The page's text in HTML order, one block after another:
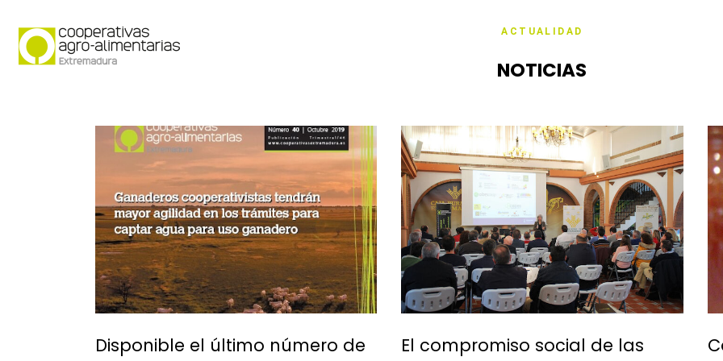
ACTUALIDAD
NOTICIAS
Disponible el último número de
El compromiso social de las